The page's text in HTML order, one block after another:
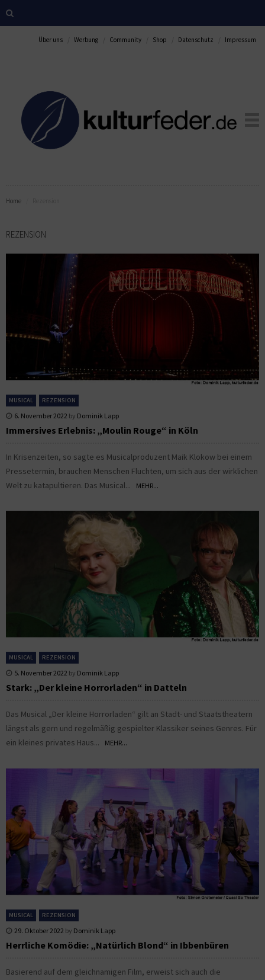
Über uns Werbung Community Shop Datenschutz Impressum
Home
REZENSION
MUSICAL REZENSION
6. November 2022 by Dominik Lapp
Immersives Erlebnis: „Moulin Rouge“ in Köln
In Krisenzeiten, so sagte es Musicalproduzent Maik Klokow bei einem
Pressetermin, brauchen Menschen Fluchten, um sich aus der wirklichen
Welt zu katapultieren. Das Musical...
MEHR...
MUSICAL REZENSION
5. November 2022 by Dominik Lapp
Stark: „Der kleine Horrorladen“ in Datteln
Das Musical „Der kleine Horrorladen“ gilt an Stadt- und Staatstheatern
längst als gern und regelmäßig gespielter Klassiker seines Genres. Für
ein kleines privates Haus...
MEHR...
MUSICAL REZENSION
29. Oktober 2022 by Dominik Lapp
Herrliche Komödie: „Natürlich Blond“ in Ibbenbüren
Basierend auf dem gleichnamigen Film, erweist sich auch die